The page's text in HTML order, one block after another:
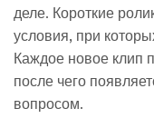
деле. Короткие
условия, при
Каждое новое клип
после чего
вопросом.